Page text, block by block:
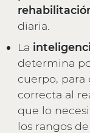
diaria.
La
determina
cuerpo, para
correcta al
que lo
los rangos